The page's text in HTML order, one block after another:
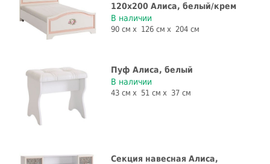
120x200 Алиса, белый/крем
В наличии
90 см 126 см 204 см
Пуф Алиса, белый
В наличии
43 см 51 см 37 см
Секция навесная Алиса,